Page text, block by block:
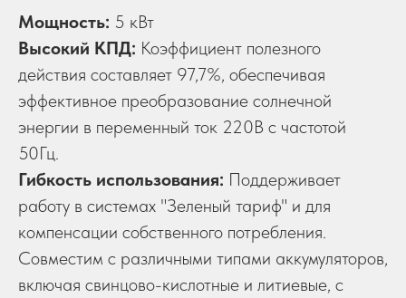
Мощность: 5 кВт
Высокий КПД: Коэффициент полезного
действия составляет 97,7%, обеспечивая
эффективное преобразование солнечной
энергии в переменный ток 220В с частотой
50Гц.
Гибкость использования: Поддерживает
работу в системах "Зеленый тариф" и для
компенсации собственного потребления.
Совместим с различными типами аккумуляторов,
включая свинцово-кислотные и литиевые, с